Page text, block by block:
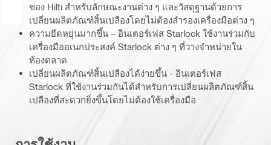
ของ Hilti สำหรับลักษณะงานต่าง ๆ และวัสดุฐานด้วยการ
เปลี่ยนผลิตภัณฑ์สิ้นเปลืองโดยไม่ต้องสำรองเครื่องมือต่าง ๆ
ความยืดหยุ่นมากขึ้น – อินเตอร์เฟส Starlock ใช้งานร่วมกับ
เครื่องมืออเนกประสงค์ Starlock ต่าง ๆ ที่วางจำหน่ายใน
ท้องตลาด
เปลี่ยนผลิตภัณฑ์สิ้นเปลืองได้ง่ายขึ้น - อินเตอร์เฟส
Starlock ที่ใช้งานร่วมกันได้สำหรับการเปลี่ยนผลิตภัณฑ์สิ้น
เปลืองที่สะดวกยิ่งขึ้นโดยไม่ต้องใช้เครื่องมือ